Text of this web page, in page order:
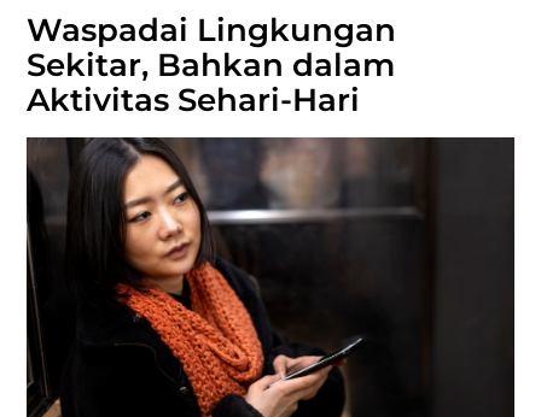
Waspadai Lingkungan
Sekitar, Bahkan dalam
Aktivitas Sehari-Hari